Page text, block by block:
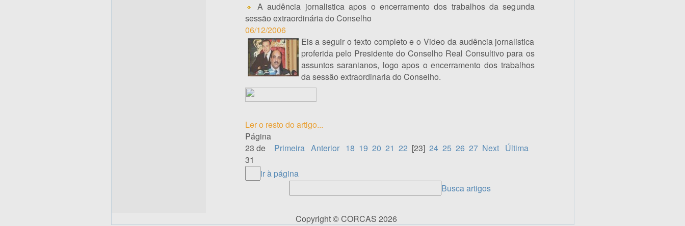
A audência jornalistica apos o encerramento dos trabalhos da segunda
sessão extraordinária do Conselho
06/12/2006
Eis a seguir o texto completo e o Video da audência jornalistica
proferida pelo Presidente do Conselho Real Consultivo para os
assuntos saranianos, logo apos o encerramento dos trabalhos
da sessão extraordinaria do Conselho.
Ler o resto do artigo...
Página
23 de
31
Primeira Anterior 18 19 20 21 22 [23] 24 25 26 27 Next Última
ir à página
Busca artigos
Copyright © CORCAS 2026